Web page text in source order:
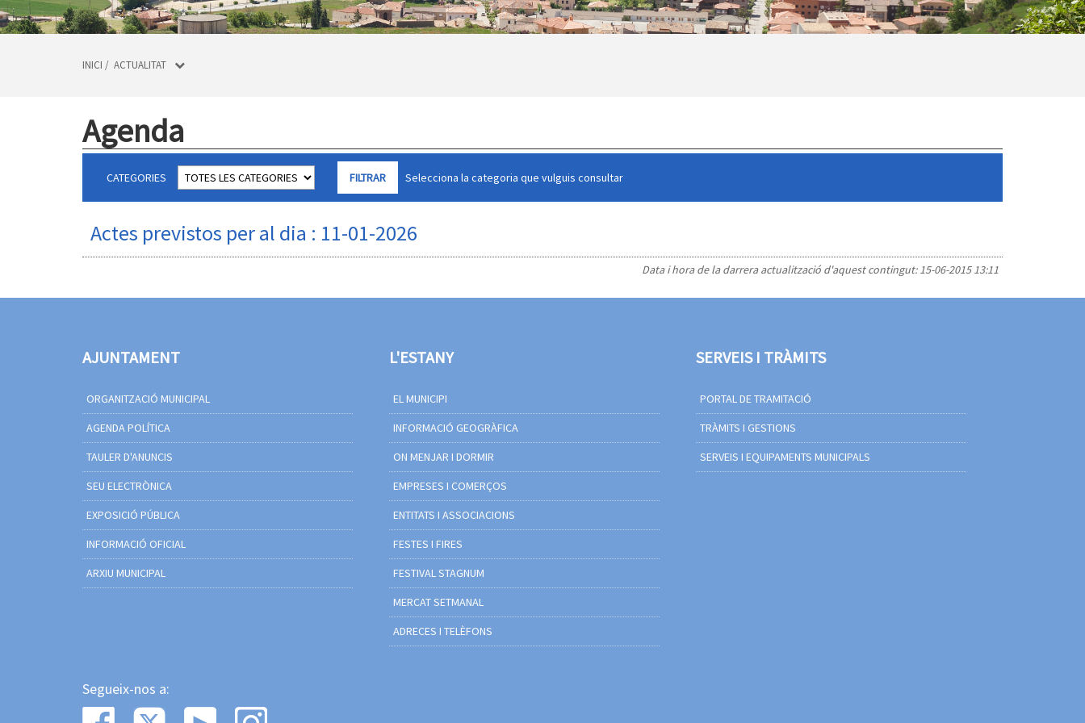
INICI / ACTUALITAT
Agenda
CATEGORIES Selecciona la categoria que vulguis consultar
Actes previstos per al dia : 11-01-2026
Data i hora de la darrera actualització d'aquest contingut:15-06-2015 13:11
AJUNTAMENT
ORGANITZACIÓ MUNICIPAL
AGENDA POLÍTICA
TAULER D'ANUNCIS
SEU ELECTRÒNICA
EXPOSICIÓ PÚBLICA
INFORMACIÓ OFICIAL
ARXIU MUNICIPAL
L'ESTANY
EL MUNICIPI
INFORMACIÓ GEOGRÀFICA
ON MENJAR I DORMIR
EMPRESES I COMERÇOS
ENTITATS I ASSOCIACIONS
FESTES I FIRES
FESTIVAL STAGNUM
MERCAT SETMANAL
ADRECES I TELÈFONS
SERVEIS I TRÀMITS
PORTAL DE TRAMITACIÓ
TRÀMITS I GESTIONS
SERVEIS I EQUIPAMENTS MUNICIPALS
Segueix-nos a: